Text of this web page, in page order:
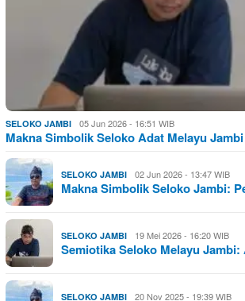
SELOKO JAMBI 05 Jun 2026 - 16:51 WIB
Makna Simbolik Seloko Adat Melayu
SELOKO JAMBI 02 Jun 2026 - 13:47 WIB
Makna Simbolik Seloko Jambi:
SELOKO JAMBI 19 Mei 2026 - 16:20 WIB
Semiotika Seloko Melayu
SELOKO JAMBI 20 Nov 2025 - 19:39 WIB